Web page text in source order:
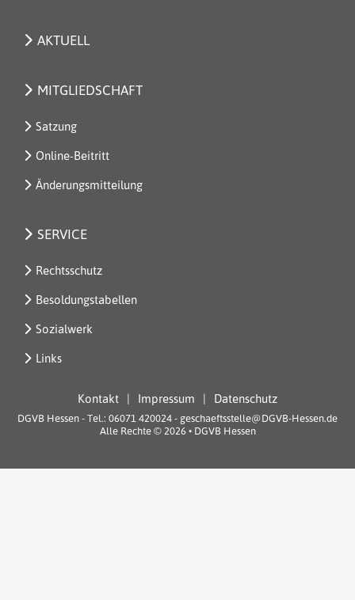
AKTUELL
MITGLIEDSCHAFT
Satzung
Online-Beitritt
Änderungsmitteilung
SERVICE
Rechtsschutz
Besoldungstabellen
Sozialwerk
Links
Kontakt Impressum Datenschutz
DGVB Hessen - Tel.: 06071 420024 - geschaeftsstelle@DGVB-Hessen.de
Alle Rechte © 2026 • DGVB Hessen